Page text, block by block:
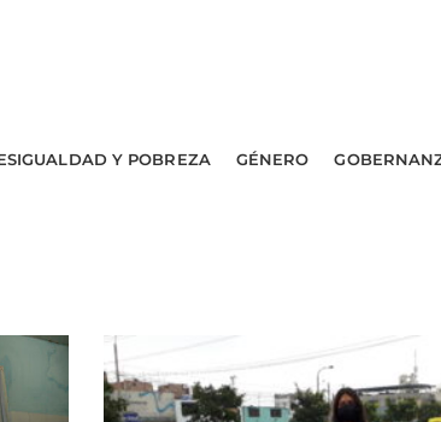
Y POBREZA GÉNERO